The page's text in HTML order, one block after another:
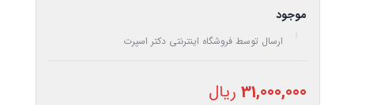
موجود
ارسال توسط فروشگاه اینترنتی دکتر اسپرت
31,000,000 ریال